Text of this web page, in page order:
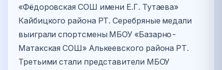
«Фёдоровская СОШ имени Е.Г. Тутаева»
Кайбицкого района РТ. Серебряные медали
выиграли спортсмены МБОУ «Базарно-
Матакская СОШ» Алькеевского района РТ.
Третьими стали представители МБОУ